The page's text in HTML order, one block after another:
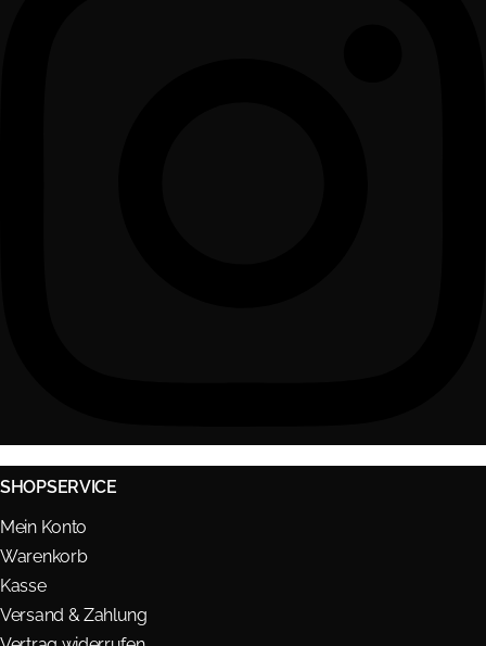
SHOPSERVICE
Mein Konto
Warenkorb
Kasse
Versand & Zahlung